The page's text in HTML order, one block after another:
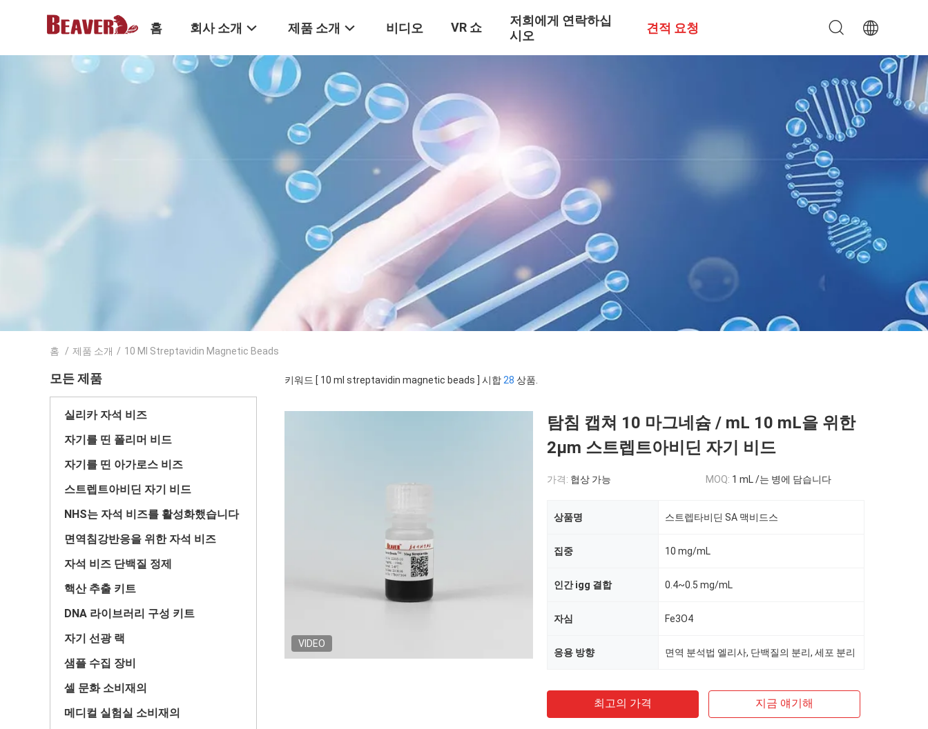
홈 회사 소개 제품 소개 비디오 VR 쇼
저희에게 연락하십
시오
견적 요청
홈 / 제품 소개 / 10 Ml Streptavidin Magnetic Beads
모든 제품
실리카 자석 비즈
자기를 띤 폴리머 비드
자기를 띤 아가로스 비즈
스트렙트아비딘 자기 비드
NHS는 자석 비즈를 활성화했습니다
면역침강반응을 위한 자석 비즈
자석 비즈 단백질 정제
핵산 추출 키트
DNA 라이브러리 구성 키트
자기 선광 랙
샘플 수집 장비
셀 문화 소비재의
메디컬 실험실 소비재의
키워드 [ 10 ml streptavidin magnetic beads ] 시합 28 상품.
VIDEO
탐침 캡쳐 10 마그네슘 / mL 10 mL을 위한
2μm 스트렙트아비딘 자기 비드
가격: 협상 가능 MOQ: 1 mL /는 병에 담습니다
상품명 스트렙타비딘 SA 맥비드스
집중 10 mg/mL
인간 igg 결합 0.4~0.5 mg/mL
자심 Fe3O4
응용 방향 면역 분석법 엘리사, 단백질의 분리, 세포 분리
최고의 가격 지금 얘기해